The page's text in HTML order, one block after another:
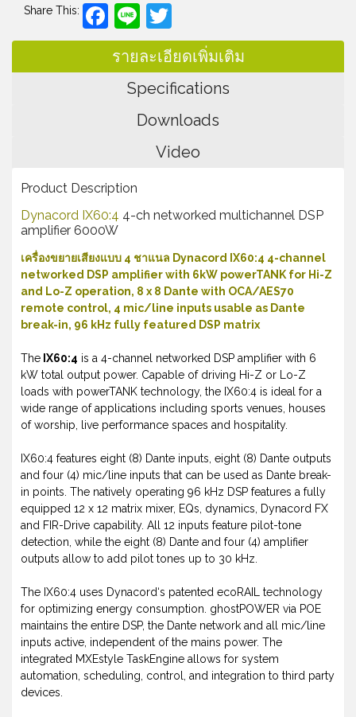
Share This:
Facebook
Line
รายละเอียดเพิ่มเติม
Specifications
Downloads
Video
Product Description
Dynacord IX60:4 4-ch networked multichannel DSP
amplifier 6000W
เครื่องขยายเสียงแบบ 4 ชาแนล Dynacord IX60:4 4-channel
networked DSP amplifier with 6kW powerTANK for Hi-Z
and Lo-Z operation, 8 x 8 Dante with OCA/AES70
remote control, 4 mic/line inputs usable as Dante
break-in, 96 kHz fully featured DSP matrix
The IX60:4 is a 4-channel networked DSP amplifier with 6
kW total output power. Capable of driving Hi-Z or Lo-Z
loads with powerTANK technology, the IX60:4 is ideal for a
wide range of applications including sports venues, houses
of worship, live performance spaces and hospitality.
IX60:4 features eight (8) Dante inputs, eight (8) Dante outputs
and four (4) mic/line inputs that can be used as Dante break-
in points. The natively operating 96 kHz DSP features a fully
equipped 12 x 12 matrix mixer, EQs, dynamics, Dynacord FX
and FIR-Drive capability. All 12 inputs feature pilot-tone
detection, while the eight (8) Dante and four (4) amplifier
outputs allow to add pilot tones up to 30 kHz.
The IX60:4 uses Dynacord‘s patented ecoRAIL technology
for optimizing energy consumption. ghostPOWER via POE
maintains the entire DSP, the Dante network and all mic/line
inputs active, independent of the mains power. The
integrated MXEstyle TaskEngine allows for system
automation, scheduling, control, and integration to third party
devices.